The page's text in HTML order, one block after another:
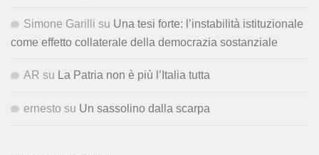
Simone Garilli su Una tesi forte: l’instabilità istituzionale
come effetto collaterale della democrazia sostanziale
AR su La Patria non è più l’Italia tutta
ernesto su Un sassolino dalla scarpa